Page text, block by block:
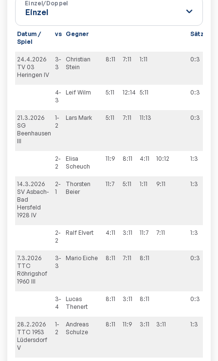
Einzel/Doppel
Datum /
Spiel
vs Gegner Sätze
24.4.2026
TV 03
Heringen IV
3-
3
Christian
Stein
8:11 7:11 1:11 0:3
4-
3
Leif Wilm 5:11 12:14 5:11 0:3
21.3.2026
SG
Beenhausen
III
1-
2
Lars Mark 5:11 7:11 11:13 0:3
2-
2
Elisa
Scheuch
11:9 8:11 4:11 10:12 1:3
14.3.2026
SV Asbach-
Bad
Hersfeld
1928 IV
2-
1
Thorsten
Beier
11:7 5:11 1:11 9:11 1:3
2-
2
Ralf Elvert 4:11 3:11 11:7 7:11 1:3
7.3.2026
TTC
Röhrigshof
1960 III
3-
3
Mario Eiche 8:11 7:11 8:11 0:3
3-
4
Lucas
Thenert
8:11 3:11 8:11 0:3
28.2.2026
TTC 1953
Lüdersdorf
V
1-
2
Andreas
Schulze
8:11 11:9 3:11 3:11 1:3